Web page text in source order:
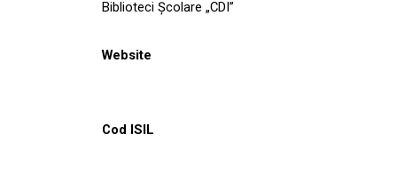
Biblioteci Școlare „CDI”
Website
Cod ISIL